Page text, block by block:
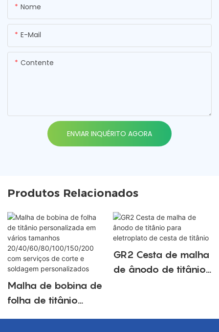
Nome
E-Mail
Contente
ENVIAR INQUÉRITO AGORA
Produtos Relacionados
Malha de bobina de
folha de titânio
GR2 Cesta de malha
de ânodo de titânio